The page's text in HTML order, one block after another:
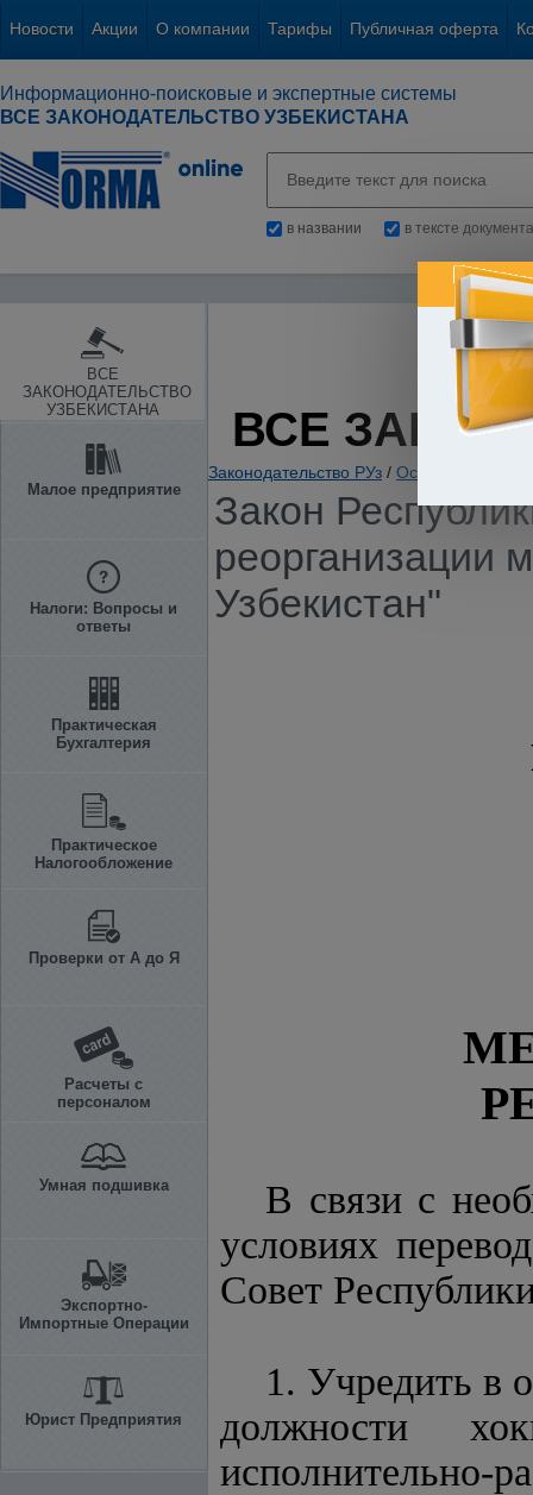
Новости Акции О компании Тарифы Публичная оферта
Информационно-поисковые и экспертные системы
ВСЕ ЗАКОНОДАТЕЛЬСТВО УЗБЕКИСТАНА
в названии в тексте документа
ВСЕ
ЗАКОНОДАТЕЛЬСТВО
УЗБЕКИСТАНА
Малое предприятие
Налоги: Вопросы и
ответы
Практическая
Бухгалтерия
Практическое
Налогообложение
Проверки от А до Я
Расчеты с
персоналом
Умная подшивка
Экспортно-
Импортные Операции
Юрист Предприятия
ВСЕ
Законодательство РУз / Основы
Закон
реорганизации
Узбекистан"
В связи с
условиях
Совет
1. Учредить в
должности
исполнительно-